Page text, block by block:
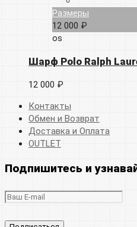
Размеры
12 000 ₽
os
Шарф Polo Ralph
12 000 ₽
Контакты
Обмен и Возврат
Доставка и Оплата
OUTLET
Подпишитесь и